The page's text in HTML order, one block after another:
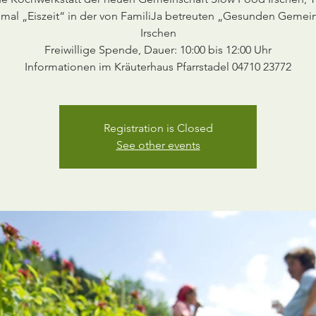
„Eiszeit“ in der von FamiliJa betreuten „Gesunden
Irschen
Freiwillige Spende, Dauer: 10:00 bis 12:00 Uhr
Informationen im Kräuterhaus Pfarrstadel 04710 23772
Registration is Closed
See other events